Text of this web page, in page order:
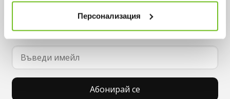
Персонализация
Вземи -15% за първа поръчка и не пропускай
Абонирай се